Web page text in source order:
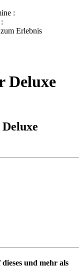
:
Erlebnis
Deluxe
und mehr als